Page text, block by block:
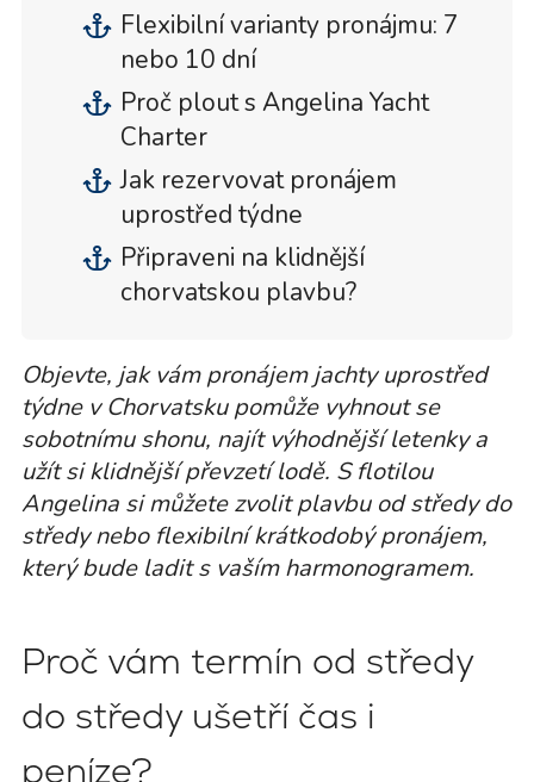
Flexibilní varianty pronájmu: 7
nebo 10 dní
Proč plout s Angelina Yacht
Charter
Jak rezervovat pronájem
uprostřed týdne
Připraveni na klidnější
chorvatskou plavbu?
Objevte, jak vám pronájem jachty uprostřed
týdne v Chorvatsku pomůže vyhnout se
sobotnímu shonu, najít výhodnější letenky a
užít si klidnější převzetí lodě. S flotilou
Angelina si můžete zvolit plavbu od středy do
středy nebo flexibilní krátkodobý pronájem,
který bude ladit s vaším harmonogramem.
Proč vám termín od středy
do středy ušetří čas i
peníze?